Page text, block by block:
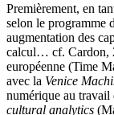
Premièrement, en
selon le programme
augmentation des
calcul… cf. Cardon,
européenne (Time
avec la Venice
numérique au travail
cultural analytics